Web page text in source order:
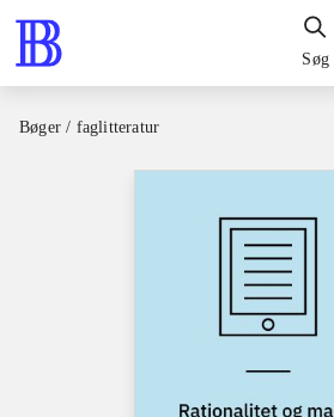
Søg
Bøger / faglitteratur